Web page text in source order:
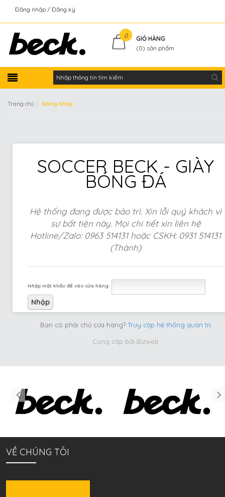
Đăng nhập Đăng ký
0
GIỎ HÀNG
(0) sản phẩm
Trang chủ Đăng nhập
SOCCER BECK - GIÀY
BÓNG ĐÁ
Hệ thống đang được bảo trì. Xin lỗi quý khách vì
sự bất tiện này. Mọi chi tiết xin liên hệ
Hotline/Zalo: 0963 514131 hoặc CSKH: 0931 514131
(Thành)
Nhập mật khẩu để vào cửa hàng:
Bạn có phải chủ cửa hàng? Truy cập hệ thống quản trị
Cung cấp bởi Bizweb
VỀ CHÚNG TÔI